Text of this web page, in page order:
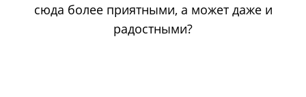
сюда более приятными, а может даже и
радостными?